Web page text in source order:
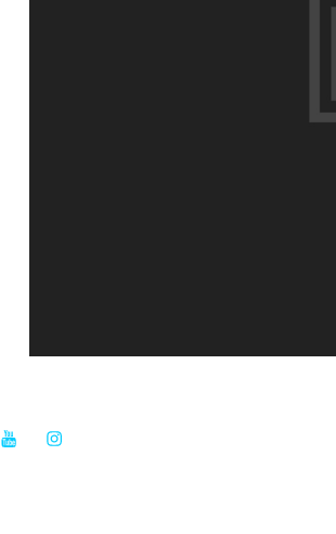
YouTubeInstagram